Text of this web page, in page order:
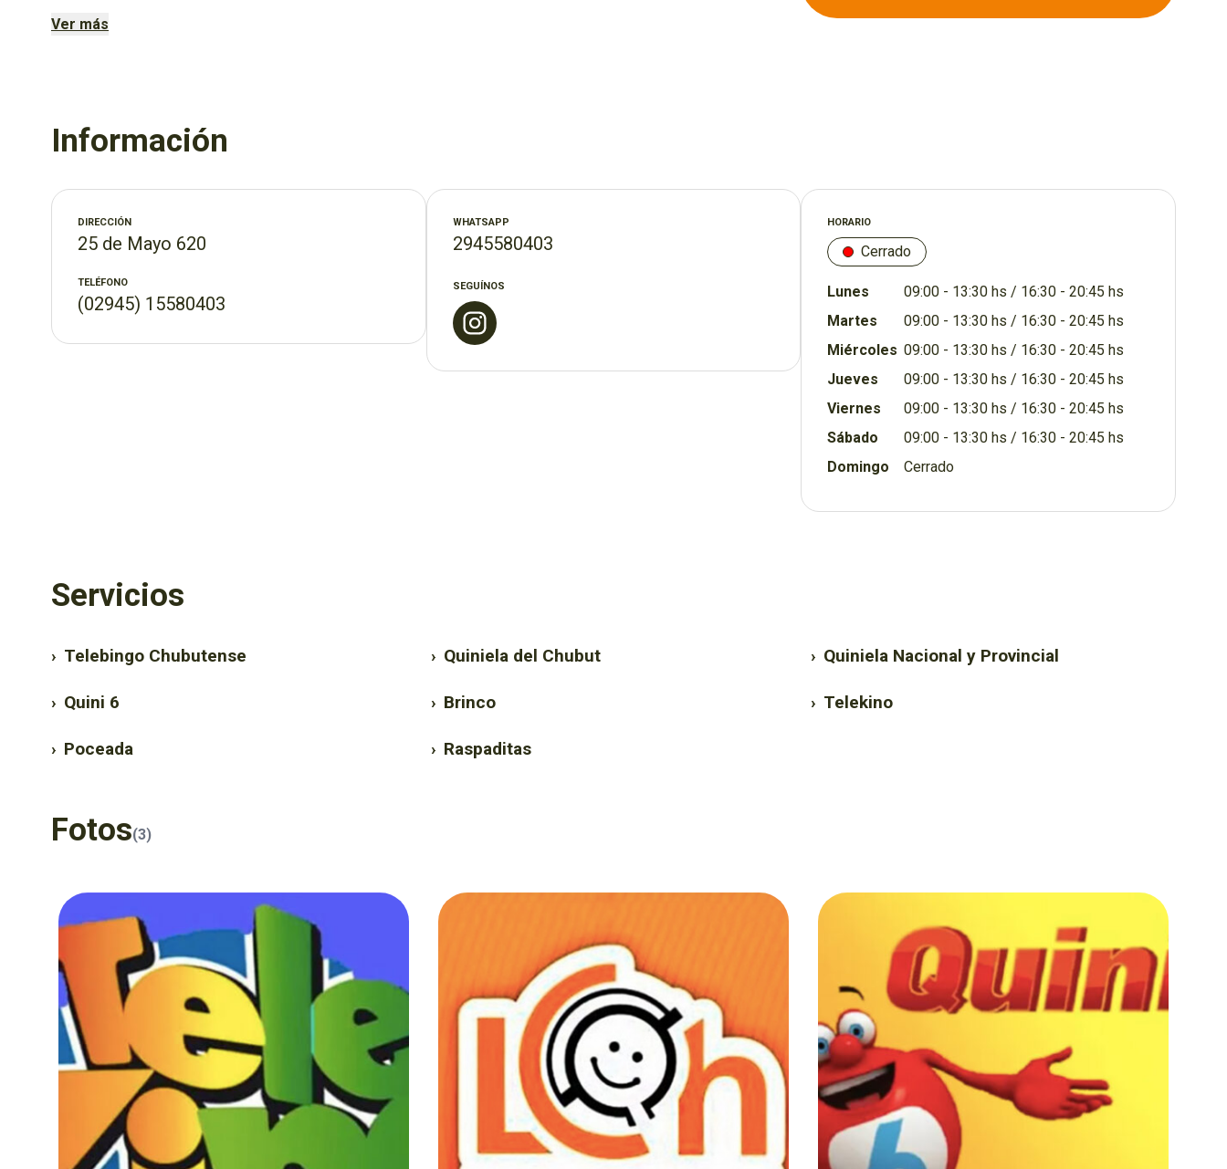
clara y confiable.
Agencia 7004: Tu lugar de la suerte en la 25 de Mayo de Esquel.
Ver más
Información
DIRECCIÓN
25 de Mayo 620
TELÉFONO
(02945) 15580403
WHATSAPP
2945580403
SEGUÍNOS
HORARIO
Cerrado
Lunes
09:00 - 13:30 hs / 16:30 - 20:45 hs
Martes
09:00 - 13:30 hs / 16:30 - 20:45 hs
Miércoles 09:00 - 13:30 hs / 16:30 - 20:45 hs
Jueves
09:00 - 13:30 hs / 16:30 - 20:45 hs
Viernes
09:00 - 13:30 hs / 16:30 - 20:45 hs
Sábado
09:00 - 13:30 hs / 16:30 - 20:45 hs
Domingo
Cerrado
Servicios
› Telebingo Chubutense › Quiniela del Chubut › Quiniela Nacional y Provincial
› Quini 6 › Brinco › Telekino
› Poceada › Raspaditas
Fotos(3)